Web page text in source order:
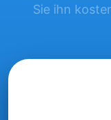
Sie ihn